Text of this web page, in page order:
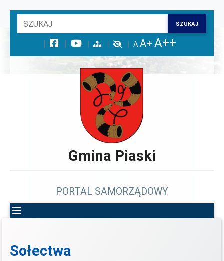
Wróć na początek strony
Przejdź do treści głównej
Przejdź do stopki
Przejdź do menu górnego
Przejdź do mapy serwisu
SZUKAJ
Gmina Piaski
PORTAL SAMORZĄDOWY
Sołectwa